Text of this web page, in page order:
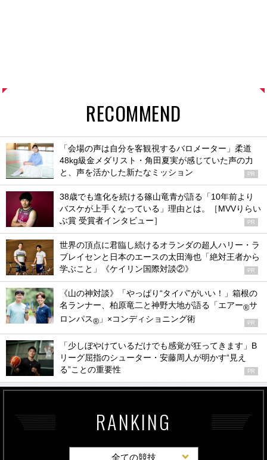
RECOMMEND
「会場の声は自分を客観視するバロメーター」柔道
48kg級金メダリスト・角田夏実が感じていた声の力
と、声を活かした新たなミッション
PR
38歳でも進化を続ける篠山竜青が語る「10年前より
バスケが上手くなっている」理由とは。［MVVりらい
ぶ賞 受賞者インタビュー］
PR
世界の頂点に君臨し続けるオランダの超人ハリー・ラ
ブレイセンと日本のエースの太田海也「絶対王者から
学ぶこと」《ケイリン国際対談②》
PR
《山の神対談》「やっぱり“タイパ”がいい！」箱根の
名ランナー、柏原竜二と神野大地が語る「エアー®サ
ロンパス® 」×コンディショニング術 PR
「少しぼやけているだけでも感覚が狂ってきます」B
リーグ屈指のシューター・安藤周人が明かす“見え
る”ことの重要性
PR
RANKING
全ての競技